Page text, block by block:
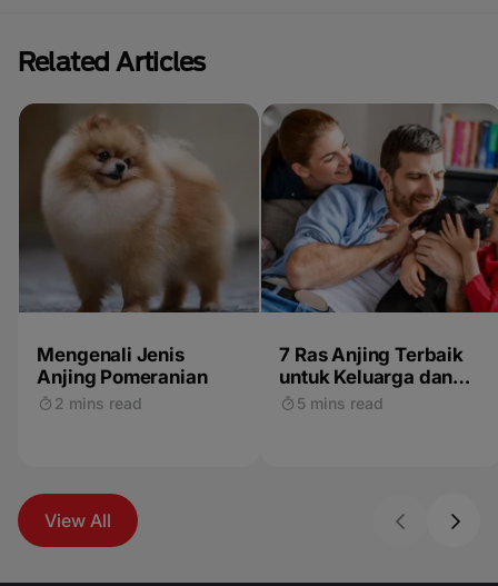
Related Articles
Mengenali Jenis
Anjing Pomeranian
2 mins read
7 Ras Anjing Terbaik
untuk Keluarga dan
Anak-Anak
5 mins read
View All